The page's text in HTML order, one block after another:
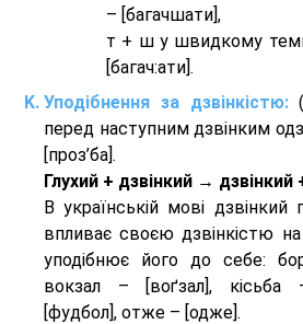
– [багачшати],
т + ш у швидкому
[багач:ати].
Уподібнення за дзвінкістю:
перед наступним дзвінким
[проз’ба].
Глухий + дзвінкий → дзвінкий
В українській мові
впливає своєю дзвінкістю на
уподібнює його до себе:
вокзал – [воґзал], кісьба
[фудбол], отже – [одже].